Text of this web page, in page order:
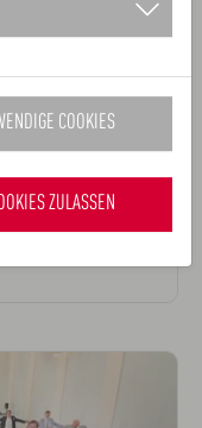
dem 2. März 2022,
zum CO2-
COOKIES
ZULASSEN